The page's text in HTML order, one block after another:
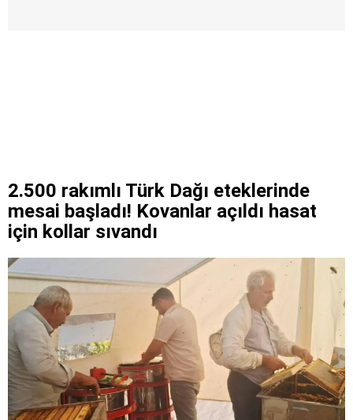
2.500 rakımlı Türk Dağı eteklerinde
mesai başladı! Kovanlar açıldı hasat
için kollar sıvandı